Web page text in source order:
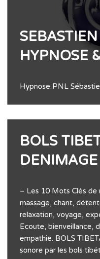
HYPNOSE
Hypnose PNL
BOLS
DENIMAGE
– Les 10 Mots Clés de
massage, chant,
relaxation, voyage,
Ecoute, bienveillance,
empathie. BOLS
sonore par les bols